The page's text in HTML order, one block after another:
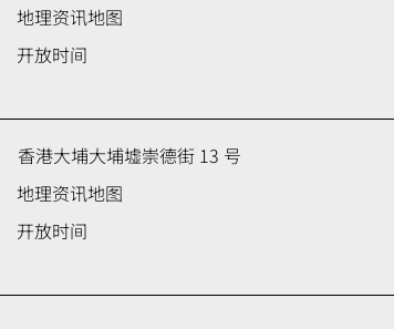
地理资讯地图
开放时间
香港大埔大埔墟崇德街 13 号
地理资讯地图
开放时间